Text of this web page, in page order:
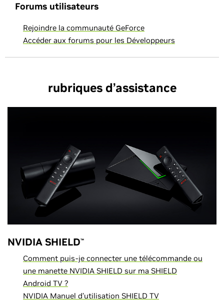
Forums utilisateurs
Rejoindre la communauté GeForce
Accéder aux forums pour les Développeurs
rubriques d’assistance
NVIDIA SHIELD™
Comment puis-je connecter une télécommande ou
une manette NVIDIA SHIELD sur ma SHIELD
Android TV ?
NVIDIA Manuel d’utilisation SHIELD TV